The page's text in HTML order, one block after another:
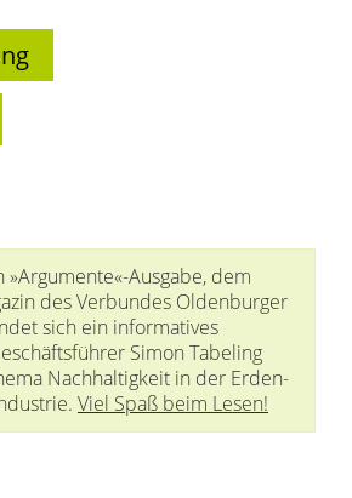
Ausgabe, dem
des Verbundes Oldenburger
sich ein informatives
Simon Tabeling
Nachhaltigkeit in der Erden-
Viel Spaß beim Lesen!